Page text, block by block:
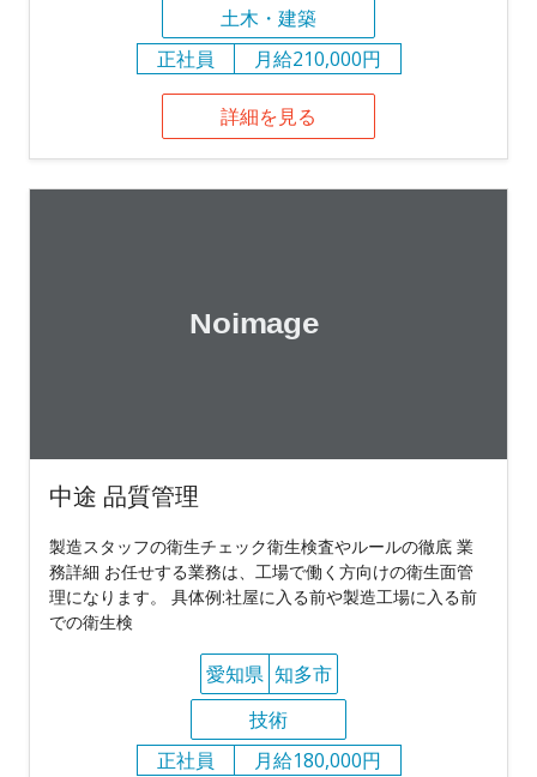
土木・建築
正社員
月給210,000円
詳細を見る
中途 品質管理
製造スタッフの衛生チェック衛生検査やルールの徹底 業
務詳細 お任せする業務は、工場で働く方向けの衛生面管
理になります。 具体例:社屋に入る前や製造工場に入る前
での衛生検
愛知県 知多市
技術
正社員
月給180,000円